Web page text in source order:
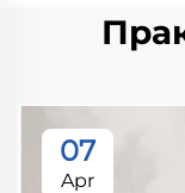
07
Apr